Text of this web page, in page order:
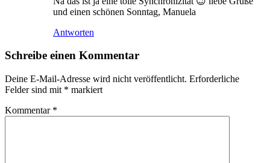
Reiseerinnerungen
Roque
spain
travel
traveling
und einen schönen Sonntag, Manuela
Antworten
Schreibe einen Kommentar
Deine E-Mail-Adresse wird nicht veröffentlicht. Erforderliche
Felder sind mit * markiert
Kommentar *